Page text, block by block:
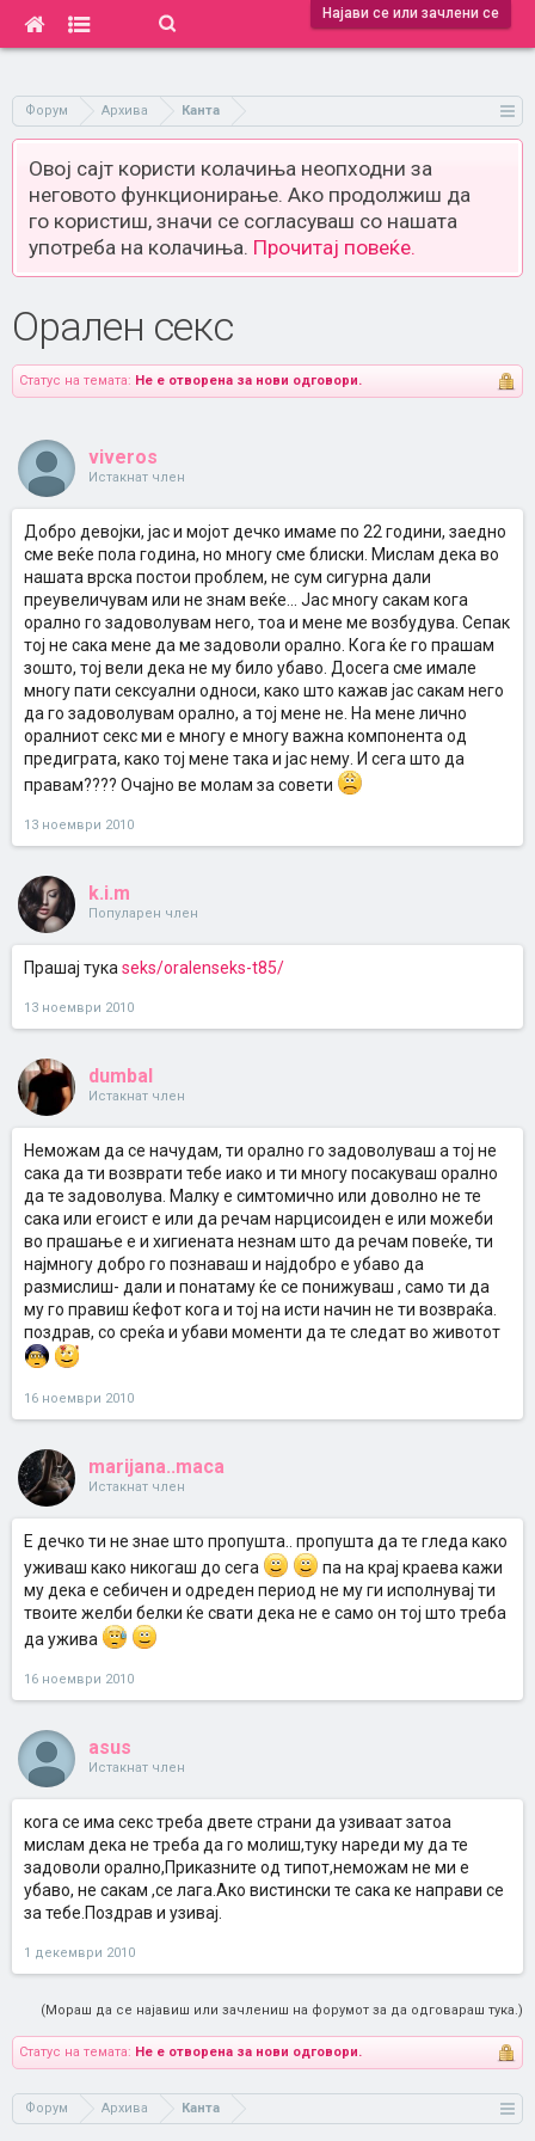
Најави се или зачлени се
Форум Архива Канта
Овој сајт користи колачиња неопходни за
неговото функционирање. Ако продолжиш да
го користиш, значи се согласуваш со нашата
употреба на колачиња. Прочитај повеќе.
Орален секс
Статус на темата: Не е отворена за нови одговори.
viveros
Истакнат член
Добро девојки, јас и мојот дечко имаме по 22 години, заедно
сме веќе пола година, но многу сме блиски. Мислам дека во
нашата врска постои проблем, не сум сигурна дали
преувеличувам или не знам веќе... Јас многу сакам кога
орално го задоволувам него, тоа и мене ме возбудува. Сепак
тој не сака мене да ме задоволи орално. Кога ќе го прашам
зошто, тој вели дека не му било убаво. Досега сме имале
многу пати сексуални односи, како што кажав јас сакам него
да го задоволувам орално, а тој мене не. На мене лично
оралниот секс ми е многу е многу важна компонента од
предиграта, како тој мене така и јас нему. И сега што да
правам???? Очајно ве молам за совети
13 ноември 2010
k.i.m
Популарен член
Прашај тука seks/oralenseks-t85/
13 ноември 2010
dumbal
Истакнат член
Неможам да се начудам, ти орално го задоволуваш а тој не
сака да ти возврати тебе иако и ти многу посакуваш орално
да те задоволува. Малку е симтомично или доволно не те
сака или егоист е или да речам нарцисоиден е или можеби
во прашање е и хигиената незнам што да речам повеќе, ти
најмногу добро го познаваш и најдобро е убаво да
размислиш- дали и понатаму ќе се понижуваш , само ти да
му го правиш ќефот кога и тој на исти начин не ти возвраќа.
поздрав, со среќа и убави моменти да те следат во животот
16 ноември 2010
marijana..maca
Истакнат член
Е дечко ти не знае што пропушта.. пропушта да те гледа како
уживаш како никогаш до сега
па на крај краева кажи
му дека е себичен и одреден период не му ги исполнувај ти
твоите желби белки ќе свати дека не е само он тој што треба
да ужива
16 ноември 2010
asus
Истакнат член
кога се има секс треба двете страни да узиваат затоа
мислам дека не треба да го молиш,туку нареди му да те
задоволи орално,Приказните од типот,неможам не ми е
убаво, не сакам ,се лага.Ако вистински те сака ке направи се
за тебе.Поздрав и узивај.
1 декември 2010
(Мораш да се најавиш или зачлениш на форумот за да одговараш тука.)
Статус на темата: Не е отворена за нови одговори.
Форум Архива Канта